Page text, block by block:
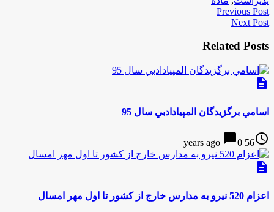
Previous Post
Next Post
Related Posts
description
اسامي برگزيدگان المپيادادبي سال 95
access_time
56 years ago
chat_bubble0
description
اعزام 520 نیرو به مدارس خارج از کشور تا اول مهر امسال